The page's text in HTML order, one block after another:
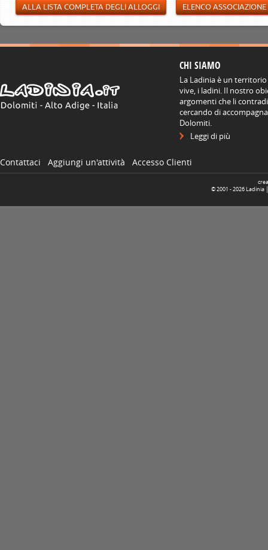
ALLA LISTA COMPLETA DEGLI ALLOGGI ELENCO
CHI SIAMO
La Ladinia è un
vive, i ladini. Il nostro
argomenti che li
cercando di
Dolomiti.
Leggi di più
Contattaci Aggiungi un'attività Accesso Clienti
© 2001 -2026 Ladinia